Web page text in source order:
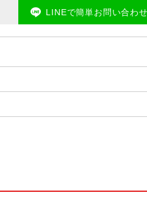
LINEで簡単お問い合わせ